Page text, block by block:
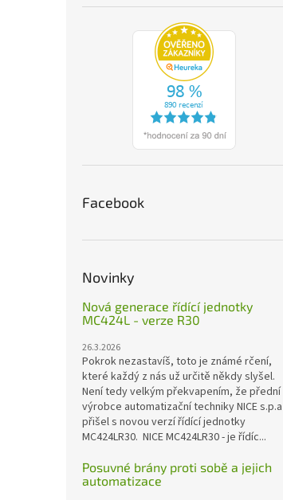
Facebook
Novinky
Nová generace řídící jednotky
MC424L - verze R30
26.3.2026
Pokrok nezastavíš, toto je známé rčení,
které každý z nás už určitě někdy slyšel.
Není tedy velkým překvapením, že přední
výrobce automatizační techniky NICE s.p.a
přišel s novou verzí řídící jednotky
MC424LR30. NICE MC424LR30 - je řídíc...
Posuvné brány proti sobě a jejich
automatizace